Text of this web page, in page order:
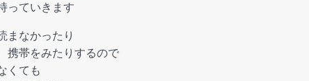
っていきます
なかったり
帯をみたりするので
くても